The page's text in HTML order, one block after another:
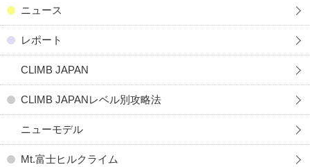
ニュース
レポート
CLIMB JAPAN
CLIMB JAPANレベル別攻略法
ニューモデル
Mt.富士ヒルクライム